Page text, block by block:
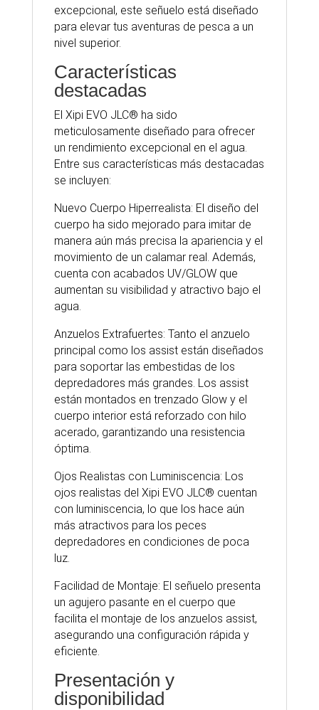
excepcional, este señuelo está diseñado
para elevar tus aventuras de pesca a un
nivel superior.
Características
destacadas
El Xipi EVO JLC® ha sido
meticulosamente diseñado para ofrecer
un rendimiento excepcional en el agua.
Entre sus características más destacadas
se incluyen:
Nuevo Cuerpo Hiperrealista: El diseño del
cuerpo ha sido mejorado para imitar de
manera aún más precisa la apariencia y el
movimiento de un calamar real. Además,
cuenta con acabados UV/GLOW que
aumentan su visibilidad y atractivo bajo el
agua.
Anzuelos Extrafuertes: Tanto el anzuelo
principal como los assist están diseñados
para soportar las embestidas de los
depredadores más grandes. Los assist
están montados en trenzado Glow y el
cuerpo interior está reforzado con hilo
acerado, garantizando una resistencia
óptima.
Ojos Realistas con Luminiscencia: Los
ojos realistas del Xipi EVO JLC® cuentan
con luminiscencia, lo que los hace aún
más atractivos para los peces
depredadores en condiciones de poca
luz.
Facilidad de Montaje: El señuelo presenta
un agujero pasante en el cuerpo que
facilita el montaje de los anzuelos assist,
asegurando una configuración rápida y
eficiente.
Presentación y
disponibilidad